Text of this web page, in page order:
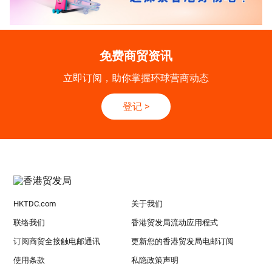
免费商贸资讯
立即订阅，助你掌握环球营商动态
登记 >
HKTDC.com 关于我们
联络我们 香港贸发局流动应用程式
订阅商贸全接触电邮通讯 更新您的香港贸发局电邮订阅
使用条款 私隐政策声明